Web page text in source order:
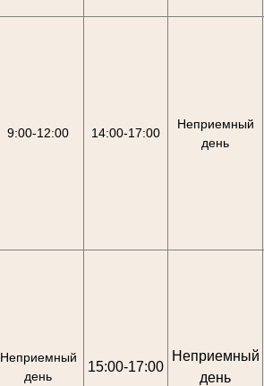
9:00-12:00 14:00-17:00
Неприемный
день
Неприемный
день
15:00-17:00
Неприемный
день